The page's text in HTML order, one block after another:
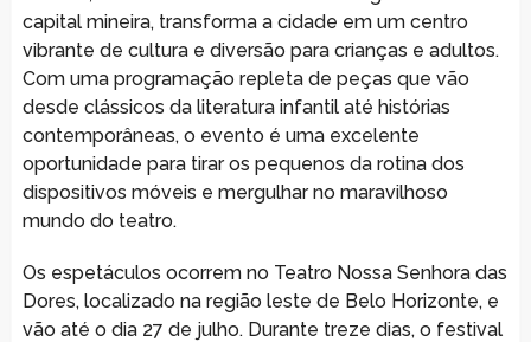
capital mineira, transforma a cidade em um centro
vibrante de cultura e diversão para crianças e adultos.
Com uma programação repleta de peças que vão
desde clássicos da literatura infantil até histórias
contemporâneas, o evento é uma excelente
oportunidade para tirar os pequenos da rotina dos
dispositivos móveis e mergulhar no maravilhoso
mundo do teatro.
Os espetáculos ocorrem no Teatro Nossa Senhora das
Dores, localizado na região leste de Belo Horizonte, e
vão até o dia 27 de julho. Durante treze dias, o festival